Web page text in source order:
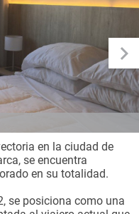
en la ciudad de
se encuentra
en su totalidad.
se posiciona como una